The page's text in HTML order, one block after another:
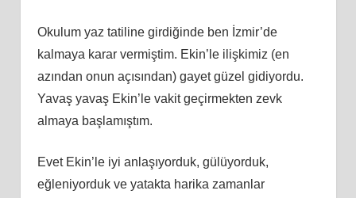
Okulum yaz tatiline girdiğinde ben İzmir’de
kalmaya karar vermiştim. Ekin’le ilişkimiz (en
azından onun açısından) gayet güzel gidiyordu.
Yavaş yavaş Ekin’le vakit geçirmekten zevk
almaya başlamıştım.
Evet Ekin’le iyi anlaşıyorduk, gülüyorduk,
eğleniyorduk ve yatakta harika zamanlar